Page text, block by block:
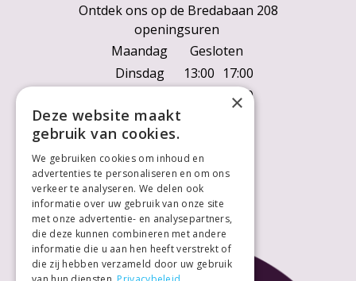
Ontdek ons op de Bredabaan 208
openingsuren
Maandag
Gesloten
Dinsdag
13:00 17:00
18:00
Donderdag
Vrijdag
Zaterdag
10:00
Zondag
Gesloten
×
Deze website maakt
gebruik van cookies.
We gebruiken cookies om inhoud en
advertenties te personaliseren en om ons
verkeer te analyseren. We delen ook
informatie over uw gebruik van onze site
met onze advertentie- en analysepartners,
die deze kunnen combineren met andere
informatie die u aan hen heeft verstrekt of
die zij hebben verzameld door uw gebruik